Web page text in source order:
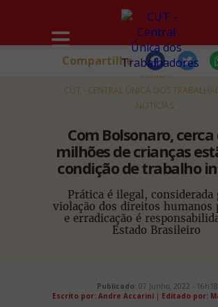
HOME
CUT - CENTRAL ÚNICA DOS
NOTÍCIAS
Com Bolsonaro, cerca
milhões de crianças
condição de trabalho
Prática é ilegal, considerada
violação dos direitos humanos
e erradicação é
Estado Brasileiro
Compartilhe
Publicado: 07 Junho, 2022 - 16h18
Escrito por: Andre Accarini| Editado por: